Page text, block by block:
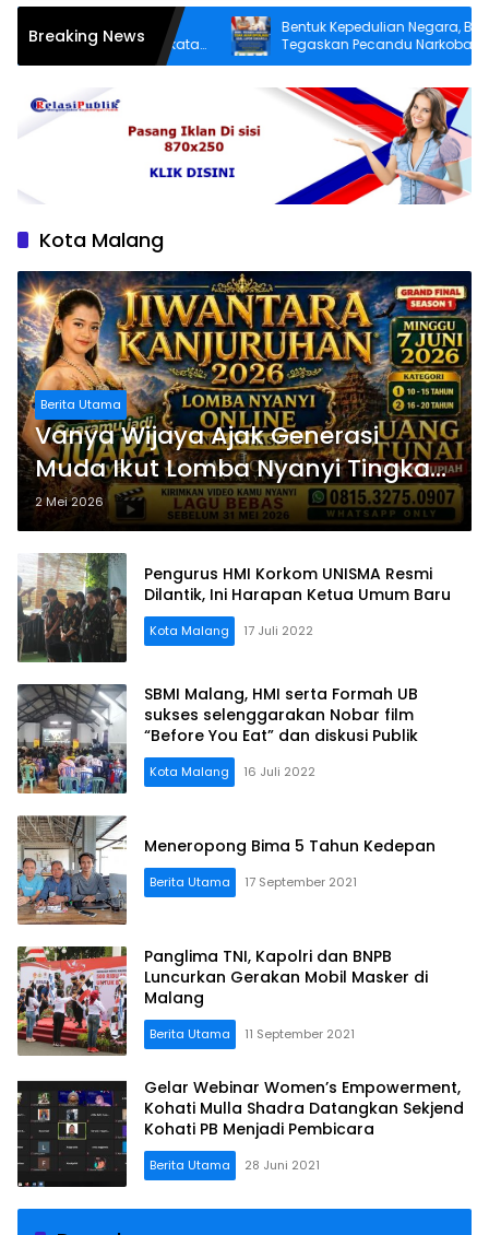
Breaking News
Layak,
Desa Angkatan
Jalan Rusak
Bentuk Kepedulian Negara, BNN
Tegaskan Pecandu Narkoba yang Lapor
Sukarela Tidak akan Dipenjara
Kota Malang
Berita Utama
Vanya Wijaya Ajak Generasi
Muda Ikut Lomba Nyanyi Tingkat
Nasional 2026
2 Mei 2026
Pengurus HMI Korkom UNISMA Resmi
Dilantik, Ini Harapan Ketua Umum Baru
Kota Malang 17 Juli 2022
SBMI Malang, HMI serta Formah UB
sukses selenggarakan Nobar film
“Before You Eat” dan diskusi Publik
Kota Malang 16 Juli 2022
Meneropong Bima 5 Tahun Kedepan
Berita Utama 17 September 2021
Panglima TNI, Kapolri dan BNPB
Luncurkan Gerakan Mobil Masker di
Malang
Berita Utama 11 September 2021
Gelar Webinar Women’s Empowerment,
Kohati Mulla Shadra Datangkan Sekjend
Kohati PB Menjadi Pembicara
Berita Utama 28 Juni 2021